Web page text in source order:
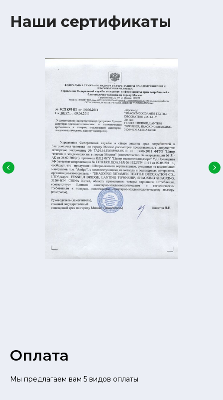
Наши сертификаты
Оплата
Мы предлагаем вам 5 видов оплаты